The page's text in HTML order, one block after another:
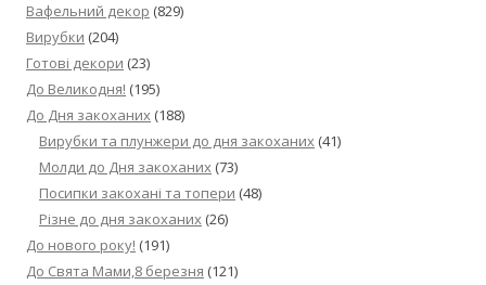
Вафельний декор (829)
Вирубки (204)
Готові декори (23)
До Великодня! (195)
До Дня закоханих (188)
Вирубки та плунжери до дня закоханих (41)
Молди до Дня закоханих (73)
Посипки закохані та топери (48)
Різне до дня закоханих (26)
До нового року! (191)
До Свята Мами,8 березня (121)